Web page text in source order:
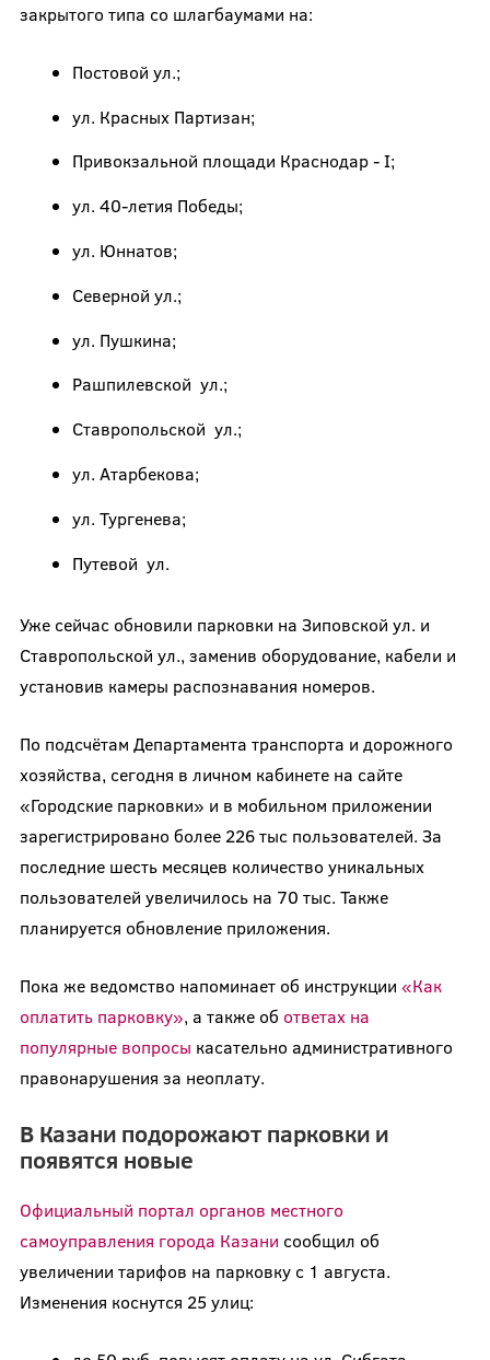
закрытого типа со шлагбаумами на:
Постовой ул.;
ул. Красных Партизан;
Привокзальной площади Краснодар - I;
ул. 40-летия Победы;
ул. Юннатов;
Северной ул.;
ул. Пушкина;
Рашпилевской ул.;
Ставропольской ул.;
ул. Атарбекова;
ул. Тургенева;
Путевой ул.
Уже сейчас обновили парковки на Зиповской ул. и
Ставропольской ул., заменив оборудование, кабели и
установив камеры распознавания номеров.
По подсчётам Департамента транспорта и дорожного
хозяйства, сегодня в личном кабинете на сайте
«Городские парковки» и в мобильном приложении
зарегистрировано более 226 тыс пользователей. За
последние шесть месяцев количество уникальных
пользователей увеличилось на 70 тыс. Также
планируется обновление приложения.
Пока же ведомство напоминает об инструкции «Как
оплатить парковку», а также об ответах на
популярные вопросы касательно административного
правонарушения за неоплату.
В Казани подорожают парковки и
появятся новые
Официальный портал органов местного
самоуправления города Казани сообщил об
увеличении тарифов на парковку с 1 августа.
Изменения коснутся 25 улиц: